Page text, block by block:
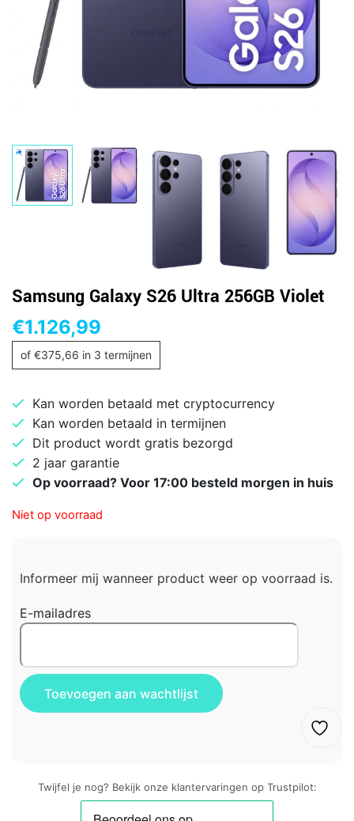
Samsung Galaxy S26 Ultra 256GB Violet
€1.126,99
of €375,66 in 3 termijnen
Kan worden betaald met cryptocurrency
Kan worden betaald in termijnen
Dit product wordt gratis bezorgd
2 jaar garantie
Op voorraad? Voor 17:00 besteld morgen in huis
Niet op voorraad
Informeer mij wanneer product weer op voorraad is.
E-mailadres
Twijfel je nog? Bekijk onze klantervaringen op Trustpilot: